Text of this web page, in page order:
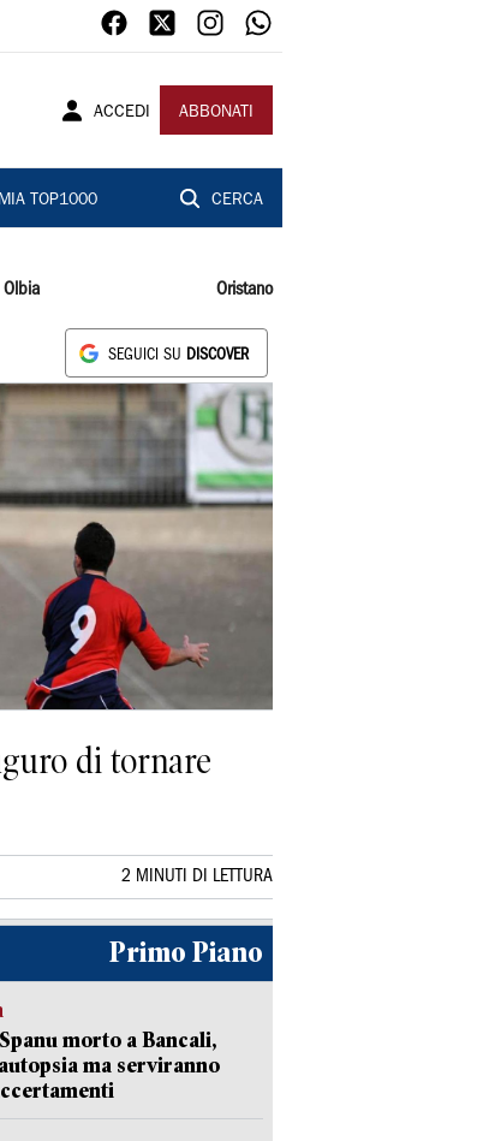
ACCEDI ABBONATI
TOP1000 CERCA
Olbia Oristano
SEGUICI SU DISCOVER
di tornare
2 MINUTI DI LETTURA
Primo Piano
morto a Bancali,
ma serviranno